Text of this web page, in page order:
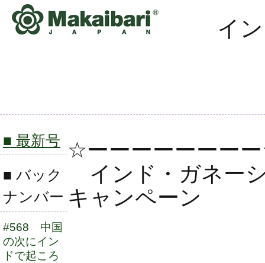
イ
■ 最新号
■ バック
ナンバー
#568 中国
の次にイン
ドで起ころ
☆ーーーーーーー
インド・ガネー
キャンペーン